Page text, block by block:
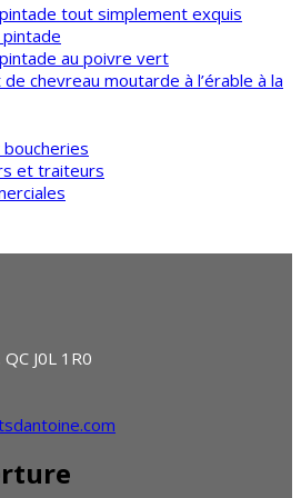
tout simplement exquis
au poivre vert
chevreau moutarde à l’érable à la
et traiteurs
J0L 1R0